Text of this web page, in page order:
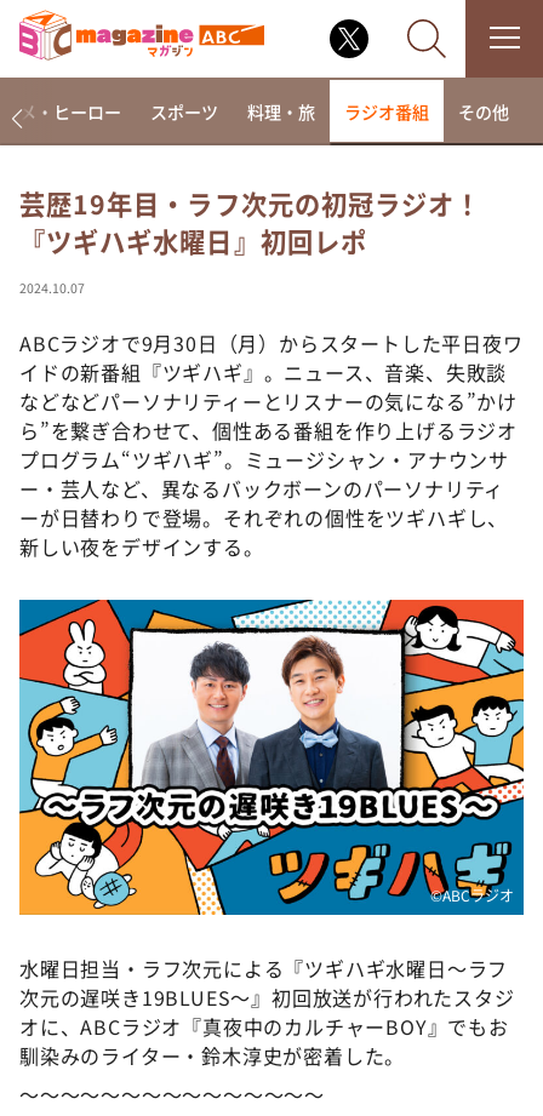
なるみ・岡村の過ぎるTV
相席食堂
～人生密着トークバラエティ！～ やすとものいたっ
て真剣です
探偵！ナイトスクープ
news おかえり
河合＆A.B.C-Z塚田×福井アナ「なんでやねん！？」
（news おかえり）
DAIGOも台所 ～きょうの献立 何にする？～
朝だ！生です旅サラダ
教えて！ニュースライブ 正義のミカタ
ＬＩＦＥ～夢のカタチ～
新婚さんいらっしゃい！
ポツンと一軒家
ザキ山小屋本館
ぺこぱのまるスポ
メ・ヒーロー スポーツ 料理・旅 ラジオ番組 その他
芸歴19年目・ラフ次元の初冠ラジオ！
『ツギハギ水曜日』初回レポ
2024.10.07
ABCラジオで9月30日（月）からスタートした平日夜ワ
イドの新番組『ツギハギ』。ニュース、音楽、失敗談
などなどパーソナリティーとリスナーの気になる”かけ
ら”を繋ぎ合わせて、個性ある番組を作り上げるラジオ
プログラム“ツギハギ”。ミュージシャン・アナウンサ
ー・芸人など、異なるバックボーンのパーソナリティ
ーが日替わりで登場。それぞれの個性をツギハギし、
新しい夜をデザインする。
©ABCラジオ
水曜日担当・ラフ次元による『ツギハギ水曜日～ラフ
次元の遅咲き19BLUES～』初回放送が行われたスタジ
オに、ABCラジオ『真夜中のカルチャーBOY』でもお
馴染みのライター・鈴木淳史が密着した。
～～～～～～～～～～～～～～～